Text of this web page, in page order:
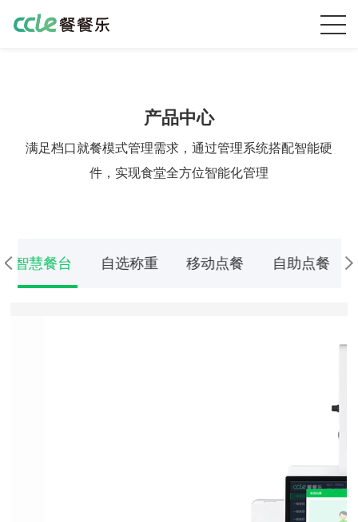
产品中心
满足档口就餐模式管理需求，通过管理系统搭配智能硬
件，实现食堂全方位智能化管理
智慧餐台 自选称重 移动点餐 自助点餐